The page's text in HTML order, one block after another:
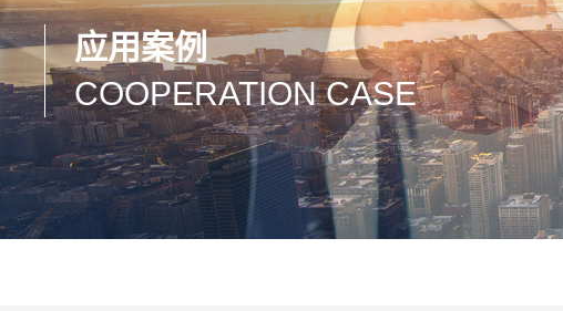
应用案例
COOPERATION CASE